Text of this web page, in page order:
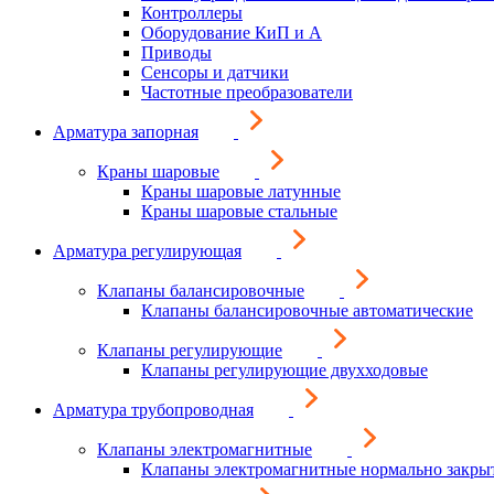
Контроллеры
Оборудование КиП и А
Приводы
Сенсоры и датчики
Частотные преобразователи
Арматура запорная
Краны шаровые
Краны шаровые латунные
Краны шаровые стальные
Арматура регулирующая
Клапаны балансировочные
Клапаны балансировочные автоматические
Клапаны регулирующие
Клапаны регулирующие двухходовые
Арматура трубопроводная
Клапаны электромагнитные
Клапаны электромагнитные нормально